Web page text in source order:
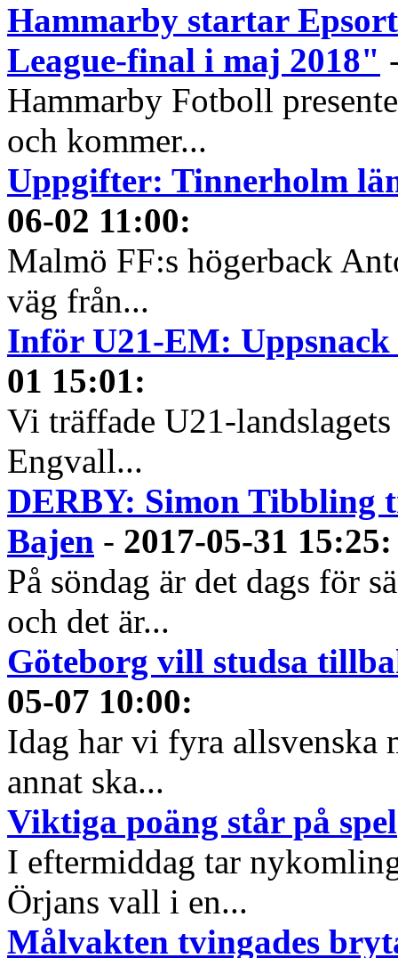
Hammarby startar
League-final i maj 2018"
Hammarby Fotboll
och kommer...
Uppgifter: Tinnerholm
06-02 11:00:
Malmö FF:s högerback
väg från...
Inför U21-EM:
01 15:01:
Vi träffade U21-
Engvall...
DERBY: Simon Tibbling
Bajen - 2017-05-31 15:25:
På söndag är det dags för
och det är...
Göteborg vill studsa
05-07 10:00:
Idag har vi fyra allsvenska
annat ska...
Viktiga poäng står på spel
I eftermiddag tar
Örjans vall i en...
Målvakten tvingades